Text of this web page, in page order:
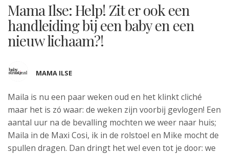
Mama Ilse: Help! Zit er ook een
handleiding bij een baby en een
nieuw lichaam?!
MAMA ILSE
Maila is nu een paar weken oud en het klinkt cliché
maar het is zó waar: de weken zijn voorbij gevlogen! Een
aantal uur na de bevalling mochten we weer naar huis;
Maila in de Maxi Cosi, ik in de rolstoel en Mike mocht de
spullen dragen. Dan dringt het wel even tot je door: we